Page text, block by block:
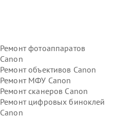
Ремонт фотоаппаратов
Canon
Ремонт объективов Canon
Ремонт МФУ Canon
Ремонт сканеров Canon
Ремонт цифровых биноклей
Canon